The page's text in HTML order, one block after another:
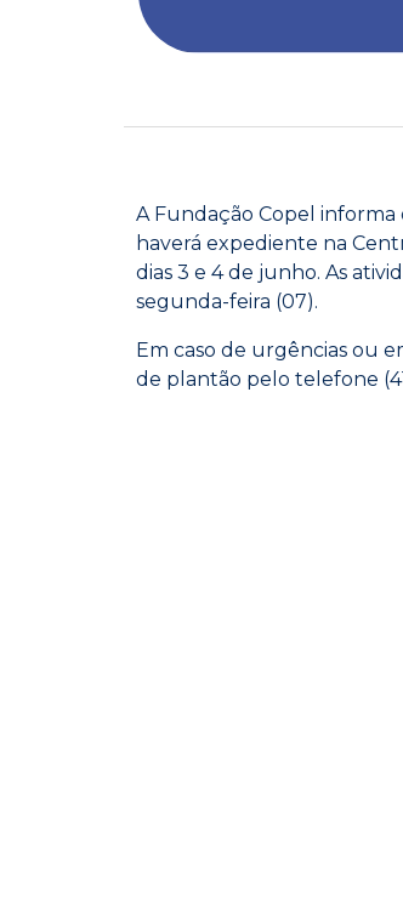
A Fundação Copel
haverá expediente na
dias 3 e 4 de junho. As
segunda-feira (07).
Em caso de urgências ou
de plantão pelo telefone